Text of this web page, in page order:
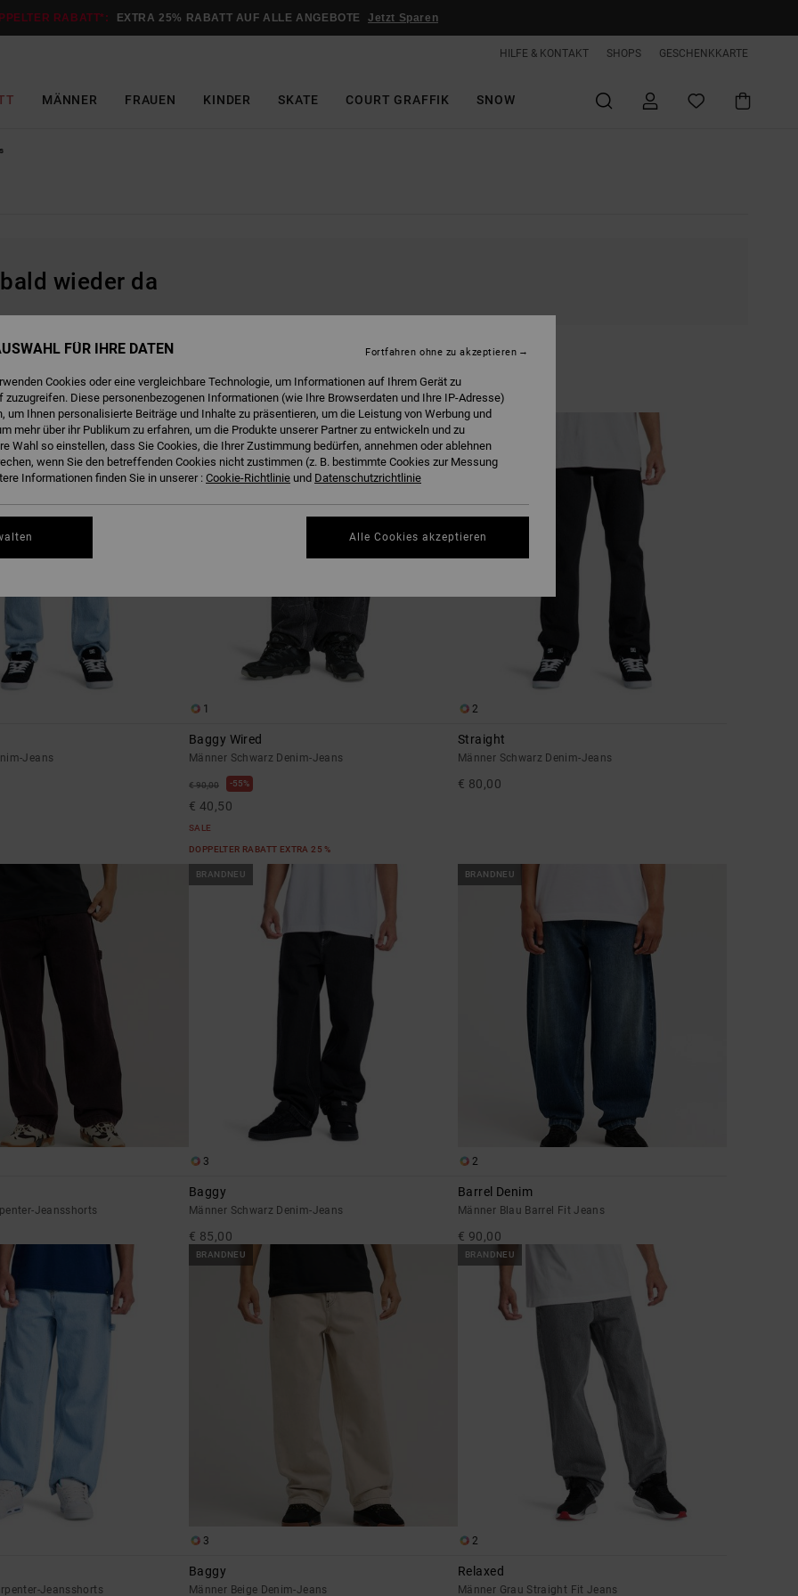
RABATT*: EXTRA 25% RABATT AUF ALLE ANGEBOTE Jetzt Sparen
HILFE & KONTAKT SHOPS GESCHENKKARTE
MÄNNER FRAUEN KINDER SKATE COURT GRAFFIK SNOW
wieder da
Jeans
1
Baggy Wired
Männer Schwarz Denim-Jeans
€ 90,00 55%
€ 40,50
SALE
DOPPELTER RABATT EXTRA 25 %
BRANDNEU
2
Straight
Männer Schwarz Denim-Jeans
€ 80,00
Jeansshorts
BRANDNEU
3
Baggy
Männer Schwarz Denim-Jeans
€ 85,00
BRANDNEU
2
Barrel Denim
Männer Blau Barrel Fit Jeans
€ 90,00
Jeansshorts
BRANDNEU
3
Baggy
Männer Beige Denim-Jeans
BRANDNEU
2
Relaxed
Männer Grau Straight Fit Jeans
FÜR IHRE DATEN
Cookies oder eine vergleichbare Technologie, um Informationen auf Ihrem Gerät zu
Diese personenbezogenen Informationen (wie Ihre Browserdaten und Ihre IP-Adresse)
um Ihnen personalisierte Beiträge und Inhalte zu präsentieren, um die Leistung von Werbung und
mehr über ihr Publikum zu erfahren, um die Produkte unserer Partner zu entwickeln und zu
Wahl so einstellen, dass Sie Cookies, die Ihrer Zustimmung bedürfen, annehmen oder ablehnen
wenn Sie den betreffenden Cookies nicht zustimmen (z. B. bestimmte Cookies zur Messung
Informationen finden Sie in unserer : Cookie-Richtlinie und Datenschutzrichtlinie
Fortfahren ohne zu akzeptieren
Alle Cookies akzeptieren